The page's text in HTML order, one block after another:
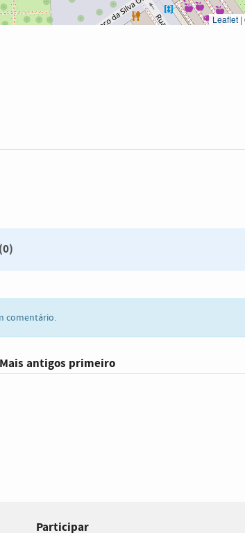
Leaflet |
comentário.
Mais antigos primeiro
Participar